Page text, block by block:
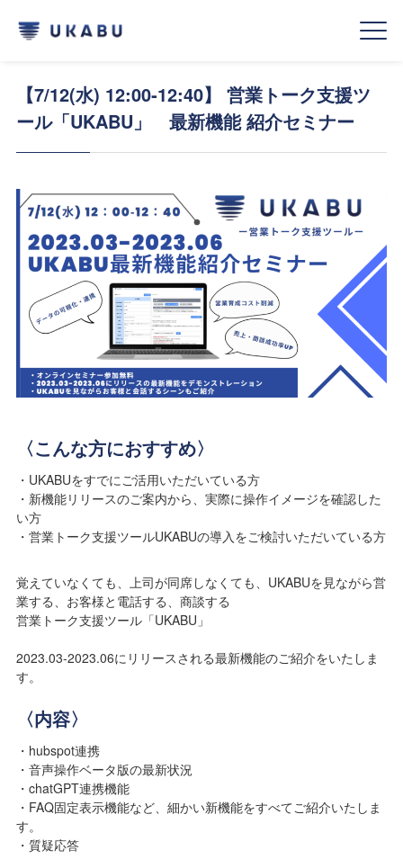
【7/12(水) 12:00‐12:40】 営業トーク支援ツ
ール「UKABU」 最新機能 紹介セミナー
〈こんな方におすすめ〉
・UKABUをすでにご活用いただいている方
・新機能リリースのご案内から、実際に操作イメージを確認した
い方
・営業トーク支援ツールUKABUの導入をご検討いただいている方
覚えていなくても、上司が同席しなくても、UKABUを見ながら営
業する、お客様と電話する、商談する
営業トーク支援ツール「UKABU」
2023.03-2023.06にリリースされる最新機能のご紹介をいたしま
す。
〈内容〉
・hubspot連携
・音声操作ベータ版の最新状況
・chatGPT連携機能
・FAQ固定表示機能など、細かい新機能をすべてご紹介いたしま
す。
・質疑応答